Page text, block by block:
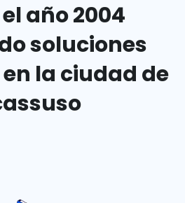
año 2004
soluciones
la ciudad de